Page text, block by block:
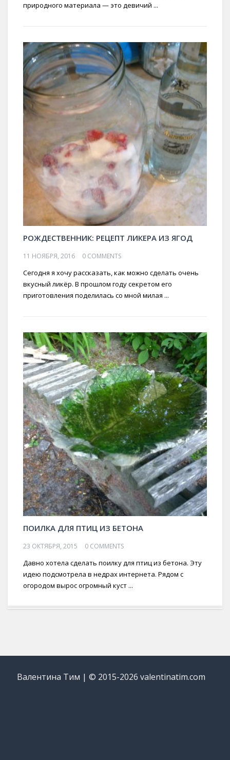
природного материала — это девичий ...
РОЖДЕСТВЕННИК: РЕЦЕПТ ЛИКЕРА ИЗ ЯГОД
11 НОЯБРЯ, 2016 0 COMMENTS
Сегодня я хочу рассказать, как можно сделать очень
вкусный ликёр. В прошлом году секретом его
приготовления поделилась со мной милая ...
ПОИЛКА ДЛЯ ПТИЦ ИЗ БЕТОНА
23 ОКТЯБРЯ, 2015 0 COMMENTS
Давно хотела сделать поилку для птиц из бетона. Эту
идею подсмотрела в недрах интернета. Рядом с
огородом вырос огромный куст ...
Валентина Тим | © 2015-2026 valentinatim.com